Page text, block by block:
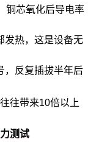
铜芯氧化后导电率
发热，这是设备无
，反复插拔半年后
往带来10倍以上
测试